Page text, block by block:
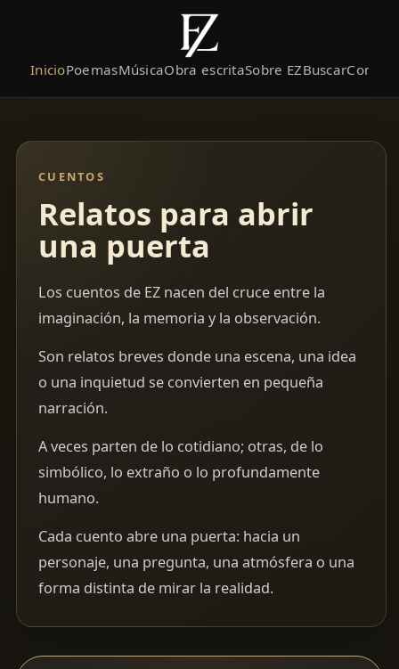
InicioPoemasMúsicaObra escritaSobre EZBuscar
CUENTOS
Relatos para abrir
una puerta
Los cuentos de EZ nacen del cruce entre la
imaginación, la memoria y la observación.
Son relatos breves donde una escena, una idea
o una inquietud se convierten en pequeña
narración.
A veces parten de lo cotidiano; otras, de lo
simbólico, lo extraño o lo profundamente
humano.
Cada cuento abre una puerta: hacia un
personaje, una pregunta, una atmósfera o una
forma distinta de mirar la realidad.